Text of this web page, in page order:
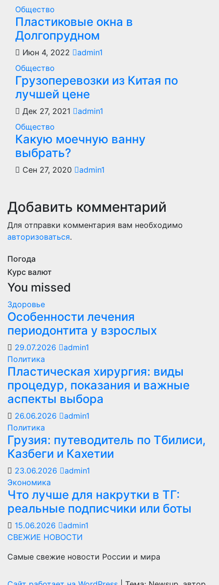
Общество
Пластиковые окна в
Долгопрудном
Июн 4, 2022
admin1
Общество
Грузоперевозки из Китая по
лучшей цене
Дек 27, 2021
admin1
Общество
Какую моечную ванну
выбрать?
Сен 27, 2020 admin1
Добавить комментарий
Для отправки комментария вам необходимо
авторизоваться.
Погода
Курс валют
You missed
Здоровье
Особенности лечения
периодонтита у взрослых
29.07.2026
admin1
Политика
Пластическая хирургия: виды
процедур, показания и важные
аспекты выбора
26.06.2026
admin1
Политика
Грузия: путеводитель по Тбилиси,
Казбеги и Кахетии
23.06.2026
admin1
Экономика
Что лучше для накрутки в ТГ:
реальные подписчики или боты
15.06.2026
admin1
СВЕЖИЕ НОВОСТИ
Самые свежие новости России и мира